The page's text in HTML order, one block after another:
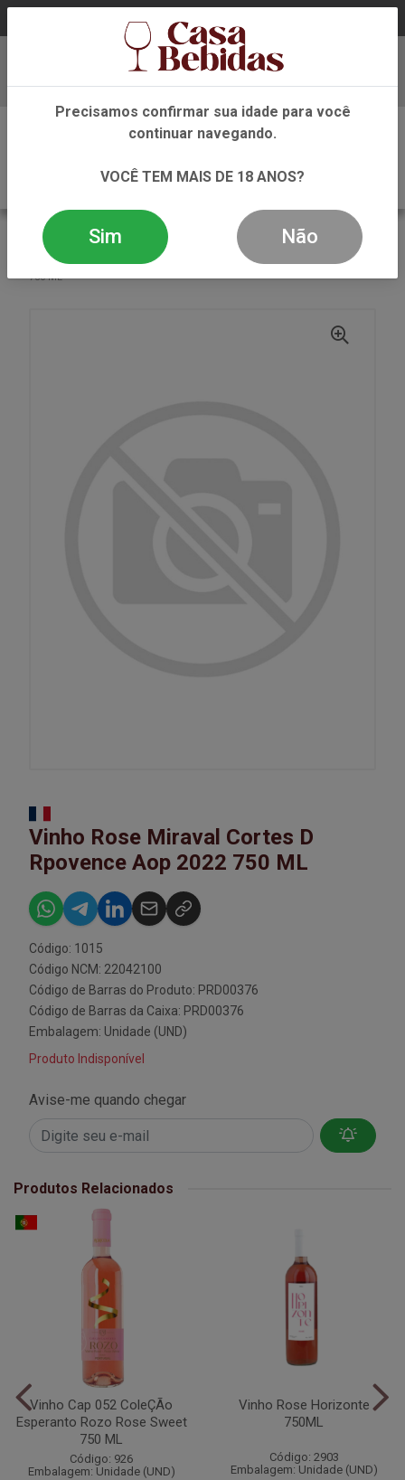
Baixe já nosso APP
VOLTAR
VINHO
ROSE
VINHO ROSE MIRAVAL CORTES D RPOVENCE AOP 2022
750 ML
Vinho Rose Miraval Cortes D
Rpovence Aop 2022 750 ML
Código: 1015
Código NCM: 22042100
Código de Barras do Produto: PRD00376
Código de Barras da Caixa: PRD00376
Embalagem: Unidade (UND)
Produto Indisponível
Avise-me quando chegar
Produtos Relacionados
Vinho Cap 052 ColeÇÃo
Esperanto Rozo Rose Sweet
750 ML
Código: 926
Embalagem: Unidade (UND)
Vinho Rose Horizonte
750ML
Código: 2903
Embalagem: Unidade (UND)
Precisamos confirmar sua idade para você
continuar navegando.
VOCÊ TEM MAIS DE 18 ANOS?
Sim Não